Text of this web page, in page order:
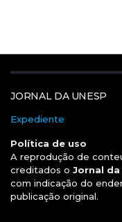
JORNAL DA UNESP
Expediente
Política de uso
A reprodução de
creditados oJornal da
com indicação do
publicação original.